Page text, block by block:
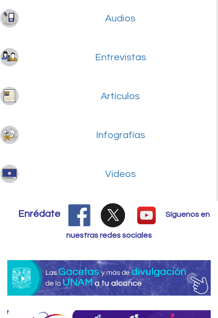
Audios
Entrevistas
Artículos
Infografías
Videos
Enrédate Síguenos en
nuestras redes sociales